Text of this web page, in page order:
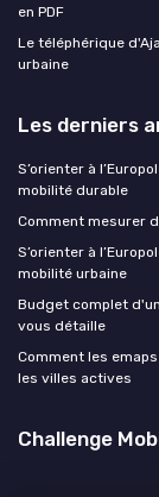
en PDF
Le téléphérique
urbaine
Les derniers
S’orienter à
mobilité durable
Comment mesurer
S’orienter à
mobilité urbaine
Budget complet
vous détaille
Comment les
les villes actives
Challenge